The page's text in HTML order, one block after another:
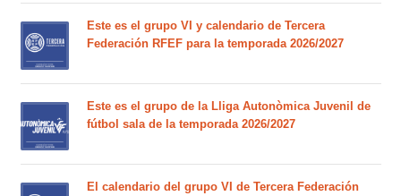
Este es el grupo VI y calendario de Tercera
Federación RFEF para la temporada 2026/2027
Este es el grupo de la Lliga Autonòmica Juvenil de
fútbol sala de la temporada 2026/2027
El calendario del grupo VI de Tercera Federación